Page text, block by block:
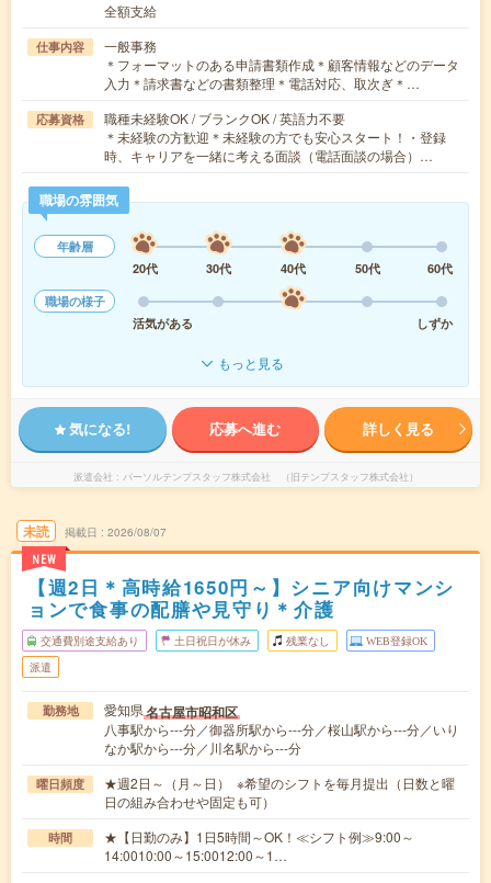
全額支給
仕事内容
一般事務
＊フォーマットのある申請書類作成＊顧客情報などのデータ
入力＊請求書などの書類整理＊電話対応、取次ぎ＊…
応募資格
職種未経験OK / ブランクOK / 英語力不要
＊未経験の方歓迎＊未経験の方でも安心スタート！・登録
時、キャリアを一緒に考える面談（電話面談の場合）…
職場の雰囲気
年齢層
20代
30代 40代 50代
60代
職場の様子
活気がある
しずか
もっと見る
気になる! 応募へ進む 詳しく見る
派遣会社 パーソルテンプスタッフ株式会社 （旧テンプスタッフ株式会社）
未読
NEW
掲載日 2026/08/07
【週2日＊高時給1650円～】シニア向けマンシ
ョンで食事の配膳や見守り＊介護
交通費別途支給あり 土日祝日が休み 残業なし WEB登録OK
派遣
勤務地 愛知県名古屋市昭和区
八事駅から---分／御器所駅から---分／桜山駅から---分／いり
なか駅から---分／川名駅から---分
曜日頻度
★週2日～（月～日） ※希望のシフトを毎月提出（日数と曜
日の組み合わせや固定も可）
時間
★【日勤のみ】1日5時間～OK！≪シフト例≫9:00～
14:0010:00～15:0012:00～1…